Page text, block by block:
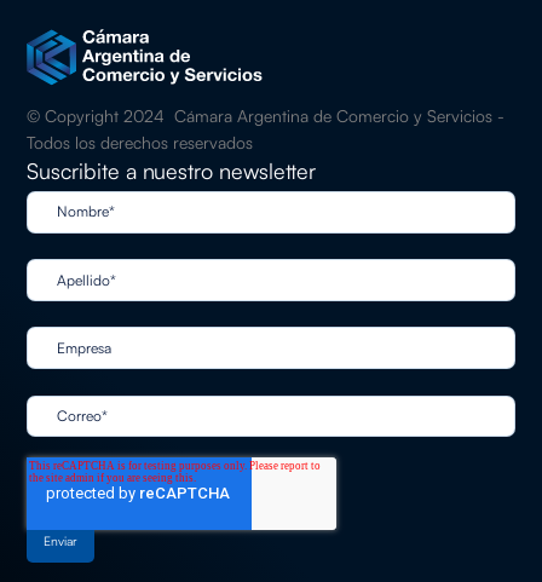
© Copyright 2024 Cámara Argentina de Comercio y Servicios -
Todos los derechos reservados
Suscribite a nuestro newsletter